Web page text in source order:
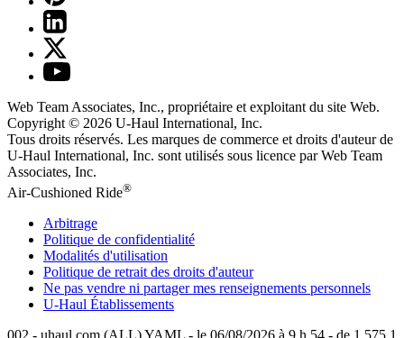
Web Team Associates, Inc., propriétaire et exploitant du site Web.
Copyright © 2026 U-Haul International, Inc.
Tous droits réservés. Les marques de commerce et droits d'auteur de
U-Haul International, Inc. sont utilisés sous licence par Web Team
Associates, Inc.
Air-Cushioned Ride®
Arbitrage
Politique de confidentialité
Modalités d'utilisation
Politique de retrait des droits d'auteur
Ne pas vendre ni partager mes renseignements personnels
U-Haul Établissements
002 - uhaul.com (ALL) YAML - le 06/08/2026 à 9 h 54 - de 1.575.1